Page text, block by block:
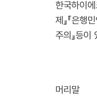
한국하이
제』『은행
주의』등이
머리말